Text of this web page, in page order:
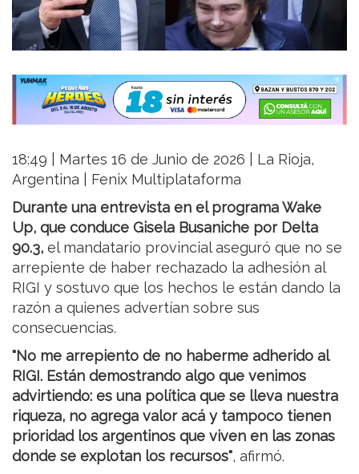
18:49 | Martes 16 de Junio de 2026 | La Rioja,
Argentina | Fenix Multiplataforma
Durante una entrevista en el programa Wake
Up, que conduce Gisela Busaniche por Delta
90.3, el mandatario provincial aseguró que no se
arrepiente de haber rechazado la adhesión al
RIGI y sostuvo que los hechos le están dando la
razón a quienes advertían sobre sus
consecuencias.
"No me arrepiento de no haberme adherido al
RIGI. Están demostrando algo que venimos
advirtiendo: es una política que se lleva nuestra
riqueza, no agrega valor acá y tampoco tienen
prioridad los argentinos que viven en las zonas
donde se explotan los recursos", afirmó.